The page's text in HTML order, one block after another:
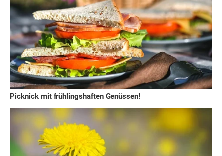
Picknick mit frühlingshaften Genüssen!